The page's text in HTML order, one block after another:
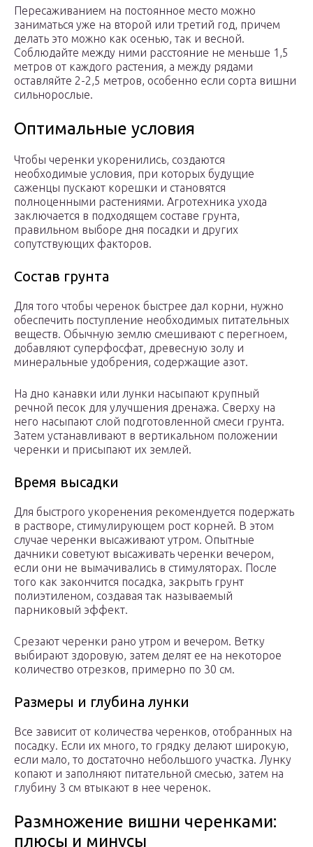
Пересаживанием на постоянное место можно
заниматься уже на второй или третий год, причем
делать это можно как осенью, так и весной.
Соблюдайте между ними расстояние не меньше 1,5
метров от каждого растения, а между рядами
оставляйте 2-2,5 метров, особенно если сорта вишни
сильнорослые.
Оптимальные условия
Чтобы черенки укоренились, создаются
необходимые условия, при которых будущие
саженцы пускают корешки и становятся
полноценными растениями. Агротехника ухода
заключается в подходящем составе грунта,
правильном выборе дня посадки и других
сопутствующих факторов.
Состав грунта
Для того чтобы черенок быстрее дал корни, нужно
обеспечить поступление необходимых питательных
веществ. Обычную землю смешивают с перегноем,
добавляют суперфосфат, древесную золу и
минеральные удобрения, содержащие азот.
На дно канавки или лунки насыпают крупный
речной песок для улучшения дренажа. Сверху на
него насыпают слой подготовленной смеси грунта.
Затем устанавливают в вертикальном положении
черенки и присыпают их землей.
Время высадки
Для быстрого укоренения рекомендуется подержать
в растворе, стимулирующем рост корней. В этом
случае черенки высаживают утром. Опытные
дачники советуют высаживать черенки вечером,
если они не вымачивались в стимуляторах. После
того как закончится посадка, закрыть грунт
полиэтиленом, создавая так называемый
парниковый эффект.
Срезают черенки рано утром и вечером. Ветку
выбирают здоровую, затем делят ее на некоторое
количество отрезков, примерно по 30 см.
Размеры и глубина лунки
Все зависит от количества черенков, отобранных на
посадку. Если их много, то грядку делают широкую,
если мало, то достаточно небольшого участка. Лунку
копают и заполняют питательной смесью, затем на
глубину 3 см втыкают в нее черенок.
Размножение вишни черенками:
плюсы и минусы